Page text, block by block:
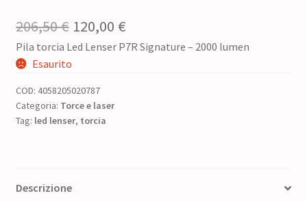
206,50€ Il
prezzo
era:
206,50 €.
120,00 €Il
prezzo
Pila torcia Led Lenser P7R Signature – 2000 lumen
Esaurito
COD: 4058205020787
Categoria: Torce e laser
Tag: led lenser, torcia
Descrizione